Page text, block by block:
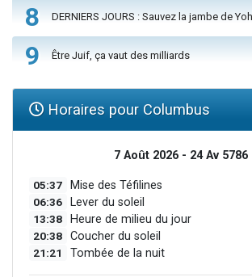
8 DERNIERS JOURS : Sauvez la jambe de
9 Être Juif, ça vaut des milliards
Horaires pour Columbus
7 Août 2026 - 24 Av 5786
05:37 Mise des Téfilines
06:36 Lever du soleil
13:38 Heure de milieu du jour
20:38 Coucher du soleil
21:21 Tombée de la nuit